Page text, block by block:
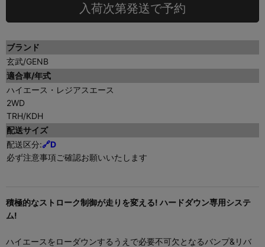
入荷次第発送で予約
ブランド
玄武/GENB
適合車/年式
ハイエース・レジアスエース
2WD
TRH/KDH
配送サイズ
配送区分:🔗D
必ず注意事項ご確認お願いいたします
積極的なストローク制御が走りを変える! ハードダウン専用システ
ム!
ハイエースをローダウンするうえで必要不可欠となるバンプ&リバ